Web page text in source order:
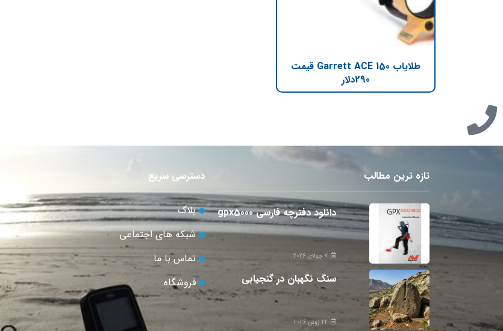
طلایاب Garrett ACE 150 قیمت
290دلار
تازه ترین مطالب
دانلود دفترچه فارسی gpx5000
7 جولای 2026
سنگ نگهبان در گنجیابی
22 ژوئن 2026
دسترسی سریع
بلاگ
شبکه های اجتماعی
تماس با ما
فروشگاه